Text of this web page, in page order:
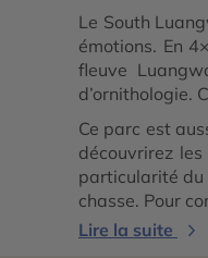
Le South
émotions. En
fleuve
d’ornithologie.
Ce parc est
découvrirez
particularité du
chasse. Pour
Lire la suite